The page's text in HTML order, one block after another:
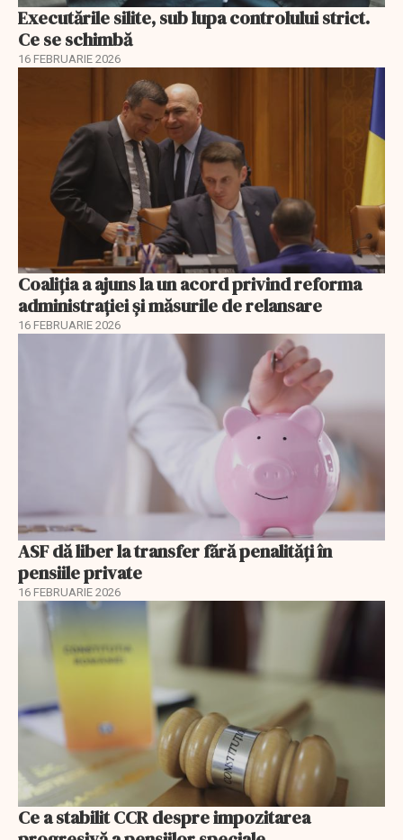
Executările silite, sub lupa controlului strict.
Ce se schimbă
16 FEBRUARIE 2026
Coaliția a ajuns la un acord privind reforma
administrației și măsurile de relansare
16 FEBRUARIE 2026
ASF dă liber la transfer fără penalități în
pensiile private
16 FEBRUARIE 2026
Ce a stabilit CCR despre impozitarea